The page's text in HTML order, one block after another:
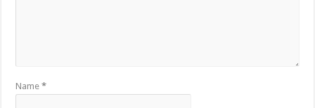
Name*